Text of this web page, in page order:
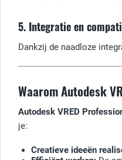
5. Integratie en
Dankzij de naadloze
Waarom Autodesk
Autodesk VRED
je:
Creatieve ideeën